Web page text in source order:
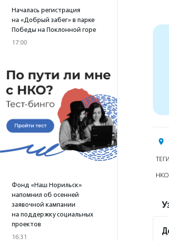
Началась регистрация
на «Добрый забег» в парке
Победы на Поклонной горе
17:00
Фонд «Наш Норильск»
напомнил об осенней
заявочной кампании
на поддержку социальных
проектов
16:31